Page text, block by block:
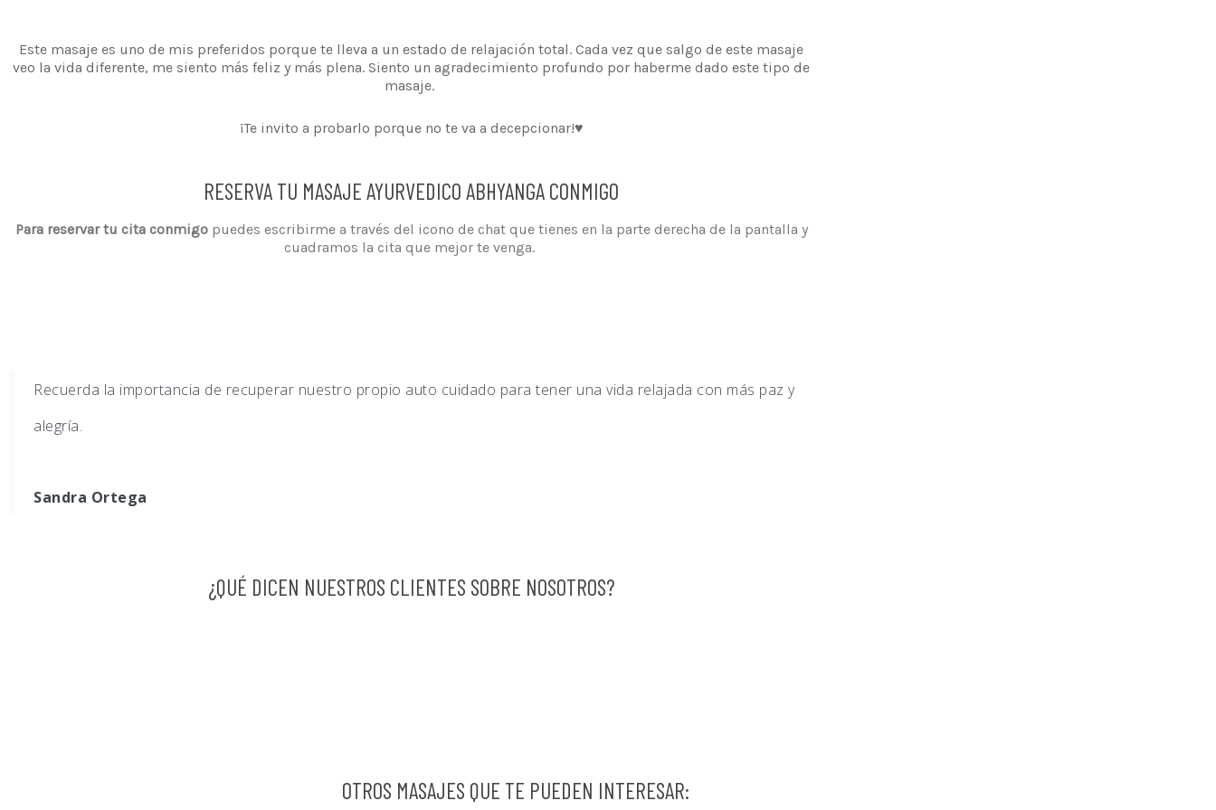
Este masaje es uno de mis preferidos porque te lleva a un estado de relajación total. Cada vez que salgo de este masaje
veo la vida diferente, me siento más feliz y más plena. Siento un agradecimiento profundo por haberme dado este tipo de
masaje.
¡Te invito a probarlo porque no te va a decepcionar!♥
RESERVA TU MASAJE AYURVEDICO ABHYANGA CONMIGO
Para reservar tu cita conmigo puedes escribirme a través del icono de chat que tienes en la parte derecha de la pantalla y
cuadramos la cita que mejor te venga.
Recuerda la importancia de recuperar nuestro propio auto cuidado para tener una vida relajada con más paz y
alegría.
Sandra Ortega
¿QUÉ DICEN NUESTROS CLIENTES SOBRE NOSOTROS?
OTROS MASAJES QUE TE PUEDEN INTERESAR: